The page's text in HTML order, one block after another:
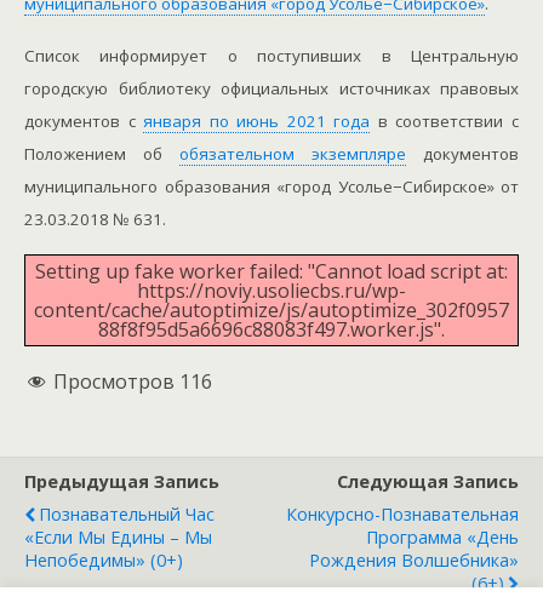
Список информирует о поступивших в Центральную
городскую библиотеку официальных источниках правовых
документов сянваря по июнь 2021 года в соответствии с
Положением об обязательном экземпляре документов
муниципального образования «город Усолье−Сибирское» от
23.03.2018 № 631.
Setting up fake worker failed: "Cannot load script at:
https://noviy.usoliecbs.ru/wp-
content/cache/autoptimize/js/autoptimize_302f0957
88f8f95d5a6696c88083f497.worker.js".
Просмотров 116
Предыдущая Запись
Познавательный Час
«Если Мы Едины – Мы
Непобедимы» (0+)
Следующая Запись
Конкурсно-Познавательная
Программа «День
Рождения Волшебника»
(6+)